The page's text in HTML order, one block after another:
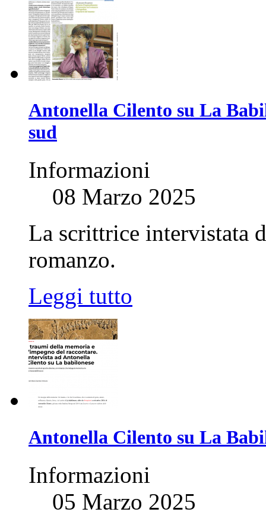
Antonella Cilento su La
sud
Informazioni
08 Marzo 2025
La scrittrice intervistata
romanzo.
Leggi tutto
Antonella Cilento su La
Informazioni
05 Marzo 2025